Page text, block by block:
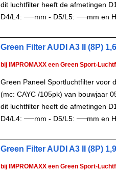
dit luchtfilter heeft de afmetingen
D4/L4: ──mm - D5/L5: ──mm en
Green Filter AUDI A3 II (8P)
bij IMPROMAXX een Green Sport-
Green Paneel Sportluchtfilter voor
(mc: CAYC /105pk) van bouwjaar
dit luchtfilter heeft de afmetingen
D4/L4: ──mm - D5/L5: ──mm en
Green Filter AUDI A3 II (8P)
bij IMPROMAXX een Green Sport-